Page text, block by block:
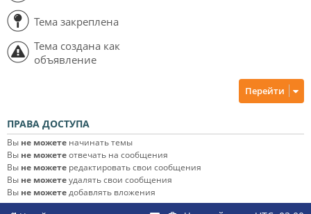
Тема закреплена
Тема создана как
объявление
Перейти
ПРАВА ДОСТУПА
Вы не можете начинать темы
Вы не можетеотвечать на сообщения
Вы не можете редактировать свои сообщения
Вы не можетеудалять свои сообщения
Вы не можетедобавлять вложения